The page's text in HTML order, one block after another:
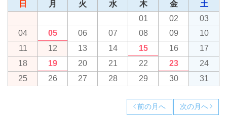
日 月 火 水 木 金
土
01
02
03
04
05 06 07 08 09
10
11
12 13 14 15 16
17
18
19 20 21 22 23
24
25
26 27 28 29 30 31
前の月へ 次の月へ